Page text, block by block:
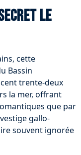
le
cette
Bassin
cent trente-deux
la mer, offrant
que par
gallo-
souvent ignorée